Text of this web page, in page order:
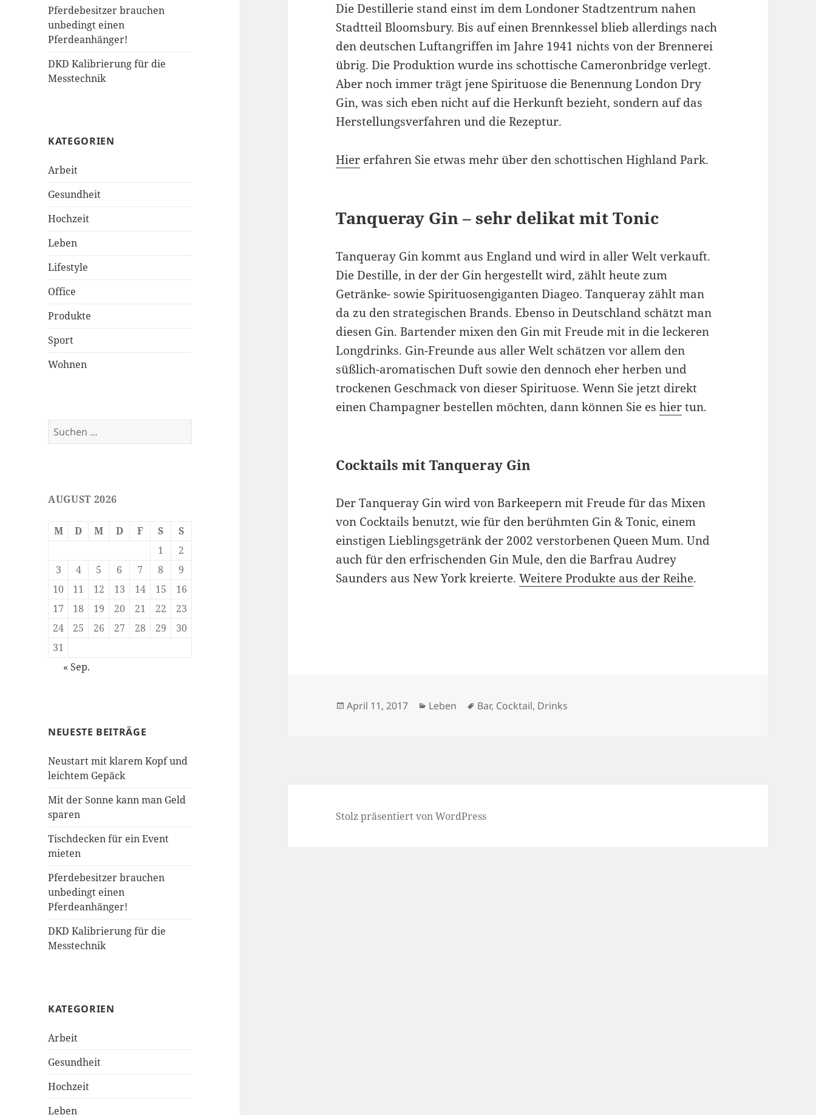
Pferdebesitzer brauchen
unbedingt einen
Pferdeanhänger!
DKD Kalibrierung für die
Messtechnik
KATEGORIEN
Arbeit
Gesundheit
Hochzeit
Leben
Lifestyle
Office
Produkte
Sport
Wohnen
Suchen
nach:
AUGUST 2026
M D M D F S
S
1
2
3
4 5 6 7 8
9
10
11 12 13 14 15
16
17
18 19 20 21 22
23
24
25 26 27 28 29
30
31
« Sep.
NEUESTE BEITRÄGE
Neustart mit klarem Kopf und
leichtem Gepäck
Mit der Sonne kann man Geld
sparen
Tischdecken für ein Event
mieten
Pferdebesitzer brauchen
unbedingt einen
Pferdeanhänger!
DKD Kalibrierung für die
Messtechnik
KATEGORIEN
Arbeit
Gesundheit
Hochzeit
Leben
Die Destillerie stand einst im dem Londoner Stadtzentrum nahen
Stadtteil Bloomsbury. Bis auf einen Brennkessel blieb allerdings nach
den deutschen Luftangriffen im Jahre 1941 nichts von der Brennerei
übrig. Die Produktion wurde ins schottische Cameronbridge verlegt.
Aber noch immer trägt jene Spirituose die Benennung London Dry
Gin, was sich eben nicht auf die Herkunft bezieht, sondern auf das
Herstellungsverfahren und die Rezeptur.
Hier erfahren Sie etwas mehr über den schottischen Highland Park.
Tanqueray Gin – sehr delikat mit Tonic
Tanqueray Gin kommt aus England und wird in aller Welt verkauft.
Die Destille, in der der Gin hergestellt wird, zählt heute zum
Getränke- sowie Spirituosengiganten Diageo. Tanqueray zählt man
da zu den strategischen Brands. Ebenso in Deutschland schätzt man
diesen Gin. Bartender mixen den Gin mit Freude mit in die leckeren
Longdrinks. Gin-Freunde aus aller Welt schätzen vor allem den
süßlich-aromatischen Duft sowie den dennoch eher herben und
trockenen Geschmack von dieser Spirituose. Wenn Sie jetzt direkt
einen Champagner bestellen möchten, dann können Sie eshiertun.
Cocktails mit Tanqueray Gin
Der Tanqueray Gin wird von Barkeepern mit Freude für das Mixen
von Cocktails benutzt, wie für den berühmten Gin & Tonic, einem
einstigen Lieblingsgetränk der 2002 verstorbenen Queen Mum. Und
auch für den erfrischenden Gin Mule, den die Barfrau Audrey
Saunders aus New York kreierte.Weitere Produkte aus der Reihe.
Veröffentlicht
April 11, 2017 Kategorien
Leben Schlagwörter
Bar, Cocktail, Drinks
Stolz präsentiert von WordPress